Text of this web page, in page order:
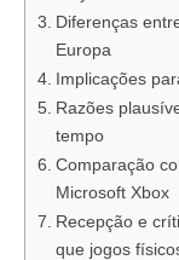
Diferenças
Europa
Implicações
Razões
tempo
Comparação
Microsoft Xbox
Recepção e
que jogos